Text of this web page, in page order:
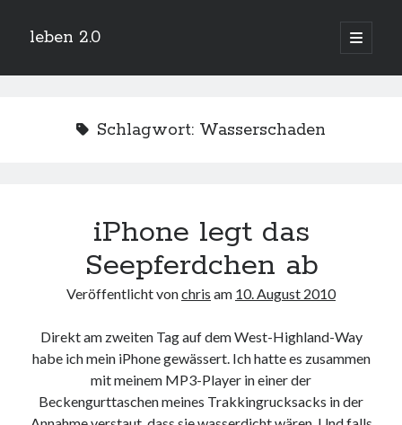
leben 2.0
öffnen
Sidebar
Arduino und BME 280
13. Januar 2019
Minecraft-Server
icinga critical/config: Error: Stack overflow while evaluating expression:
Recursion level too deep.
Winterhüttentour 2018
9. März 2018
Schlagwort: Wasserschaden
iPhone legt das
Seepferdchen ab
Veröffentlicht vonchris am 10. August 2010
Direkt am zweiten Tag auf dem West-Highland-Way
habe ich mein iPhone gewässert. Ich hatte es zusammen
mit meinem MP3-Player in einer der
Beckengurttaschen meines Trakkingrucksacks in der